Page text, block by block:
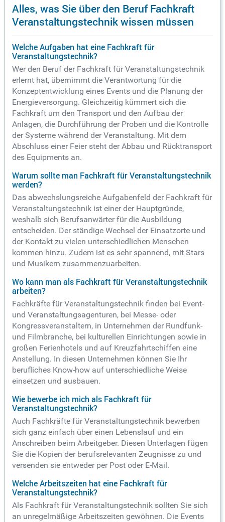
Alles, was Sie über den Beruf Fachkraft
Veranstaltungstechnik wissen müssen
Welche Aufgaben hat eine Fachkraft für
Veranstaltungstechnik?
Wer den Beruf der Fachkraft für Veranstaltungstechnik
erlernt hat, übernimmt die Verantwortung für die
Konzeptentwicklung eines Events und die Planung der
Energieversorgung. Gleichzeitig kümmert sich die
Fachkraft um den Transport und den Aufbau der
Anlagen, die Durchführung der Proben und die Kontrolle
der Systeme während der Veranstaltung. Mit dem
Abschluss einer Feier steht der Abbau und Rücktransport
des Equipments an.
Warum sollte man Fachkraft für Veranstaltungstechnik
werden?
Das abwechslungsreiche Aufgabenfeld der Fachkraft für
Veranstaltungstechnik ist einer der Hauptgründe,
weshalb sich Berufsanwärter für die Ausbildung
entscheiden. Der ständige Wechsel der Einsatzorte und
der Kontakt zu vielen unterschiedlichen Menschen
kommen hinzu. Zudem ist es sehr spannend, mit Stars
und Musikern zusammenzuarbeiten.
Wo kann man als Fachkraft für Veranstaltungstechnik
arbeiten?
Fachkräfte für Veranstaltungstechnik finden bei Event-
und Veranstaltungsagenturen, bei Messe- oder
Kongressveranstaltern, in Unternehmen der Rundfunk-
und Filmbranche, bei kulturellen Einrichtungen sowie in
großen Ferienhotels und auf Kreuzfahrtschiffen eine
Anstellung. In diesen Unternehmen können Sie Ihr
berufliches Know-how auf unterschiedliche Weise
einsetzen und ausbauen.
Wie bewerbe ich mich als Fachkraft für
Veranstaltungstechnik?
Auch Fachkräfte für Veranstaltungstechnik bewerben
sich ganz einfach über einen Lebenslauf und ein
Anschreiben beim Arbeitgeber. Diesen Unterlagen fügen
Sie die Kopien der berufsrelevanten Zeugnisse zu und
versenden sie entweder per Post oder E-Mail.
Welche Arbeitszeiten hat eine Fachkraft für
Veranstaltungstechnik?
Als Fachkraft für Veranstaltungstechnik sollten Sie sich
an unregelmäßige Arbeitszeiten gewöhnen. Die Events